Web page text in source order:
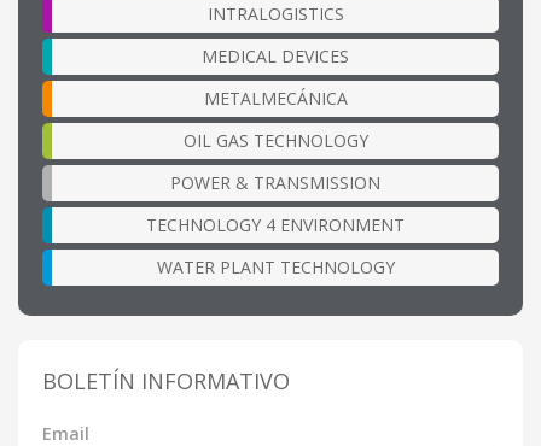
INTRALOGISTICS
MEDICAL DEVICES
METALMECÁNICA
OIL GAS TECHNOLOGY
POWER & TRANSMISSION
TECHNOLOGY 4 ENVIRONMENT
WATER PLANT TECHNOLOGY
BOLETÍN INFORMATIVO
Email